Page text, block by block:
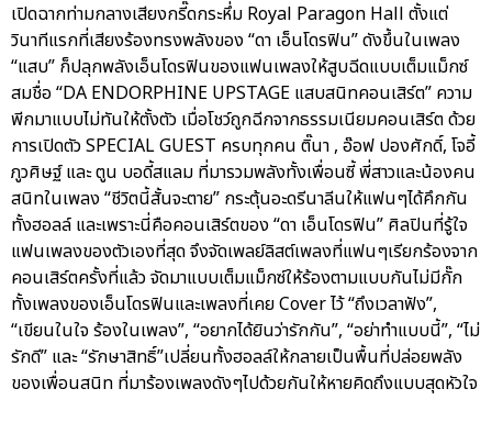
เปิดฉากท่ามกลางเสียงกรี๊ดกระหึ่ม Royal Paragon Hall ตั้งแต่
วินาทีแรกที่เสียงร้องทรงพลังของ “ดา เอ็นโดรฟิน” ดังขึ้นในเพลง
“แสบ” ก็ปลุกพลังเอ็นโดรฟินของแฟนเพลงให้สูบฉีดแบบเต็มแม็กซ์
สมชื่อ “DA ENDORPHINE UPSTAGE แสบสนิทคอนเสิร์ต” ความ
พีกมาแบบไม่ทันให้ตั้งตัว เมื่อโชว์ถูกฉีกจากธรรมเนียมคอนเสิร์ต ด้วย
การเปิดตัว SPECIAL GUEST ครบทุกคน ติ๊นา , อ๊อฟ ปองศักดิ์, โจอี้
ภูวศิษฐ์ และ ตูน บอดี้สแลม ที่มารวมพลังทั้งเพื่อนซี้ พี่สาวและน้องคน
สนิทในเพลง “ชีวิตนี้สั้นจะตาย” กระตุ้นอะดรีนาลีนให้แฟนๆได้คึกกัน
ทั้งฮอลล์ และเพราะนี่คือคอนเสิร์ตของ “ดา เอ็นโดรฟิน” ศิลปินที่รู้ใจ
แฟนเพลงของตัวเองที่สุด จึงจัดเพลย์ลิสต์เพลงที่แฟนๆเรียกร้องจาก
คอนเสิร์ตครั้งที่แล้ว จัดมาแบบเต็มแม็กซ์ให้ร้องตามแบบกันไม่มีกั๊ก
ทั้งเพลงของเอ็นโดรฟินและเพลงที่เคย Cover ไว้ “ถึงเวลาฟัง”,
“เขียนในใจ ร้องในเพลง”, “อยากได้ยินว่ารักกัน”, “อย่าทำแบบนี้”, “ไม่
รักดี” และ “รักษาสิทธิ์”เปลี่ยนทั้งฮอลล์ให้กลายเป็นพื้นที่ปล่อยพลัง
ของเพื่อนสนิท ที่มาร้องเพลงดังๆไปด้วยกันให้หายคิดถึงแบบสุดหัวใจ